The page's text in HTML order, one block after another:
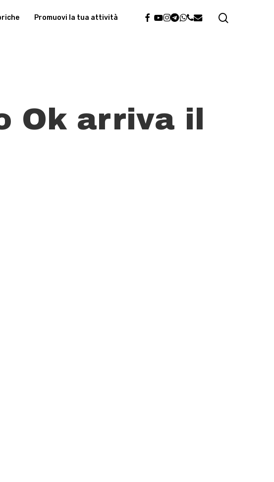
Promuovi la tua attività facebook
youtube
instagram
telegram
whatsapp
phone
email
Ok arriva il